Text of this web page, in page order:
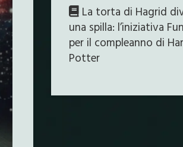
La torta di Hagrid
una spilla: l’iniziativa
per il compleanno di
Potter